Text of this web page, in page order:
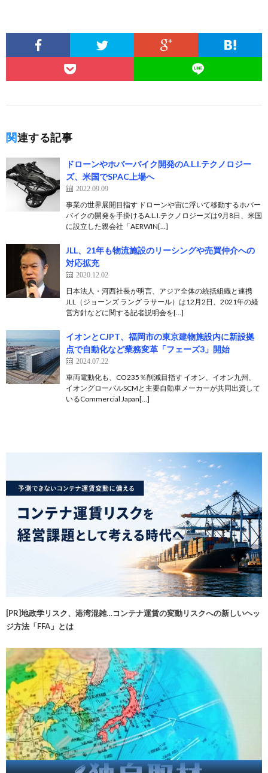
関連する記事
ドローンやホバーバイク開発のA.L.I.テクノロジー
ズ、米国でSPAC上場へ
2022.09.09
事業の世界展開目指す ドローンや宙に浮いて移動するホバー
バイクの開発を手掛けるA.L.I.テクノロジーズは9月8日、米国
に設立した親会社「AERWIN[…]
JLL、21年も物流施設のリーシングや売買仲介への
対応拡充
2020.12.02
日本法人・河西社長が明言、アジア全体の統括組織と連携
JLL（ジョーンズ ラング ラサール）は12月2日、2021年の経
営方針などに関する記者説明会を[…]
イオンとCJPT、福岡市の東京建物施設内に新設拠
点で自動化など業務変革「フェーズ3」開始
2024.07.22
車両電動化も、CO235％削減目指す イオン、イオン九州、
イオングローバルSCMと主要自動車メーカーが共同出資して
いるCommercial Japan[…]
[PR]地政学リスク、港湾混雑…コンテナ運賃の変動リスクへの新しいヘッ
ジ方法「FFA」とは